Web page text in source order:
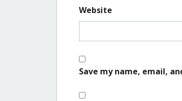
Website
Save my name, email,